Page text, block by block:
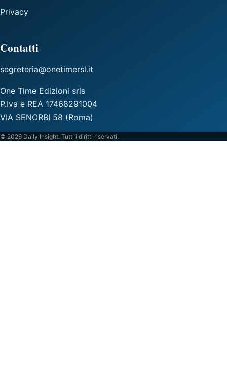
Privacy
Contatti
segreteria@onetimersl.it
One Time Edizioni srls
P.Iva e REA 17468291004
VIA SENORBI 58 (Roma)
© 2026 Daily Insight. Tutti i diritti riservati.